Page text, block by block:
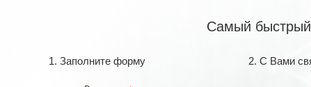
Самый быстрый
1. Заполните форму 2. С Вами